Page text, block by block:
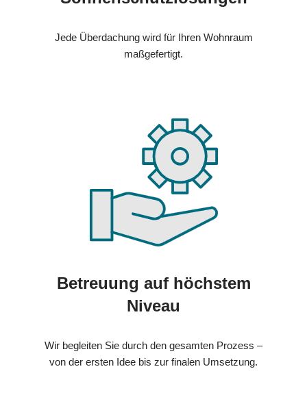
Jede Überdachung wird für Ihren Wohnraum
maßgefertigt.
Betreuung auf höchstem
Niveau
Wir begleiten Sie durch den gesamten Prozess –
von der ersten Idee bis zur finalen Umsetzung.